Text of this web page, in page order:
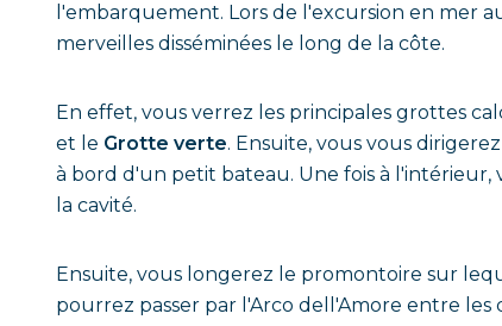
l'embarquement. Lors de l'excursion en mer
merveilles disséminées le long de la côte.
En effet, vous verrez les principales grottes
et le Grotte verte. Ensuite, vous vous
à bord d'un petit bateau. Une fois à l'intérieur,
la cavité.
Ensuite, vous longerez le promontoire sur
pourrez passer par l'Arco dell'Amore entre les